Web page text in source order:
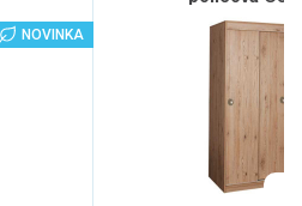
NOVINKA